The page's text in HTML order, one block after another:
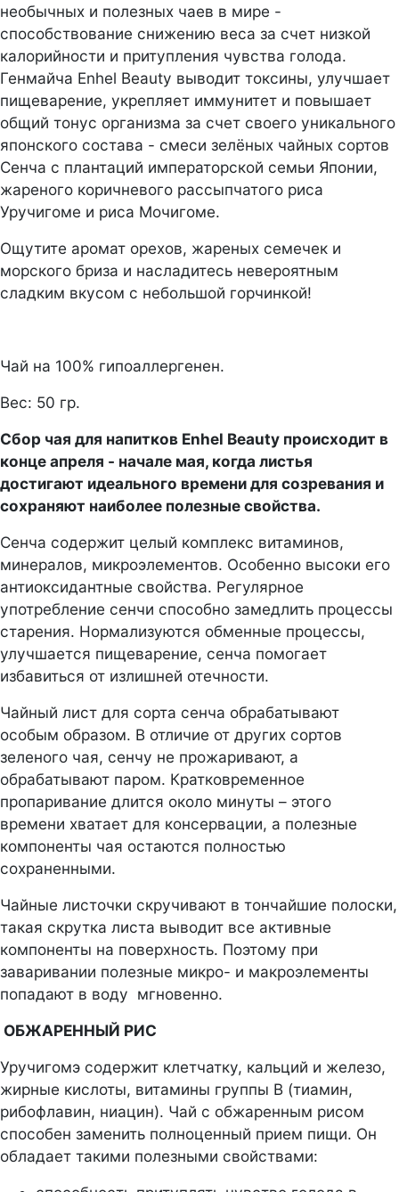
необычных и полезных чаев в мире -
способствование снижению веса за счет низкой
калорийности и притупления чувства голода.
Генмайча Enhel Beauty выводит токсины, улучшает
пищеварение, укрепляет иммунитет и повышает
общий тонус организма за счет своего уникального
японского состава - смеси зелёных чайных сортов
Сенча с плантаций императорской семьи Японии,
жареного коричневого рассыпчатого риса
Уручигоме и риса Мочигоме.
Ощутите аромат орехов, жареных семечек и
морского бриза и насладитесь невероятным
сладким вкусом с небольшой горчинкой!
Чай на 100% гипоаллергенен.
Вес: 50 гр.
Сбор чая для напитков Enhel Beauty происходит в
конце апреля - начале мая, когда листья
достигают идеального времени для созревания и
сохраняют наиболее полезные свойства.
Сенча содержит целый комплекс витаминов,
минералов, микроэлементов. Особенно высоки его
антиоксидантные свойства. Регулярное
употребление сенчи способно замедлить процессы
старения. Нормализуются обменные процессы,
улучшается пищеварение, сенча помогает
избавиться от излишней отечности.
Чайный лист для сорта сенча обрабатывают
особым образом. В отличие от других сортов
зеленого чая, сенчу не прожаривают, а
обрабатывают паром. Кратковременное
пропаривание длится около минуты – этого
времени хватает для консервации, а полезные
компоненты чая остаются полностью
сохраненными.
Чайные листочки скручивают в тончайшие полоски,
такая скрутка листа выводит все активные
компоненты на поверхность. Поэтому при
заваривании полезные микро- и макроэлементы
попадают в воду мгновенно.
ОБЖАРЕННЫЙ РИС
Уручигомэ содержит клетчатку, кальций и железо,
жирные кислоты, витамины группы В (тиамин,
рибофлавин, ниацин). Чай с обжаренным рисом
способен заменить полноценный прием пищи. Он
обладает такими полезными свойствами: